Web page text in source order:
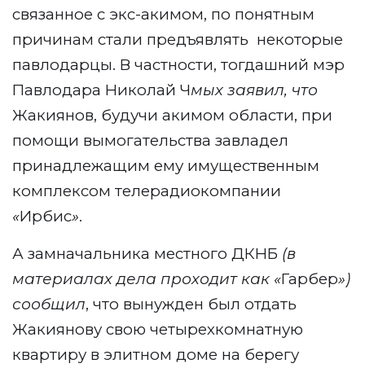
связанное с экс-акимом, по понятным
причинам стали предъявлять некоторые
павлодарцы. В частности, тогдашний мэр
Павлодара Николай Чмых заявил, что
Жакиянов, будучи акимом области, при
помощи вымогательства завладел
принадлежащим ему имущественным
комплексом телерадиокомпании
«Ирбис».
А замначальника местного ДКНБ (в
материалах дела проходит как «Гарбер»)
сообщил, что вынужден был отдать
Жакиянову свою четырехкомнатную
квартиру в элитном доме на берегу